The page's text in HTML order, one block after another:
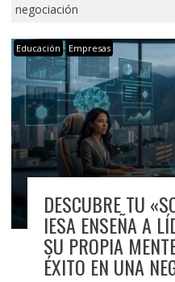
negociación
Educación Empresas
DESCUBRE TU
IESA ENSEÑA A
SU PROPIA
ÉXITO EN UNA